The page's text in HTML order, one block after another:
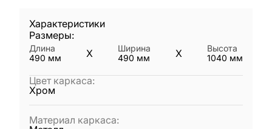
Характеристики
Размеры:
Длина
490 мм X
Ширина
490 мм X
Высота
1040 мм
Цвет каркаса:
Хром
Материал каркаса: